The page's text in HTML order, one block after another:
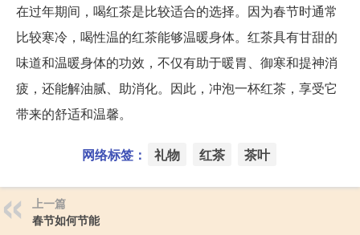
在过年期间，喝红茶是比较适合的选择。因为春节时通常
比较寒冷，喝性温的红茶能够温暖身体。红茶具有甘甜的
味道和温暖身体的功效，不仅有助于暖胃、御寒和提神消
疲，还能解油腻、助消化。因此，冲泡一杯红茶，享受它
带来的舒适和温馨。
网络标签： 礼物 红茶 茶叶
上一篇
春节如何节能